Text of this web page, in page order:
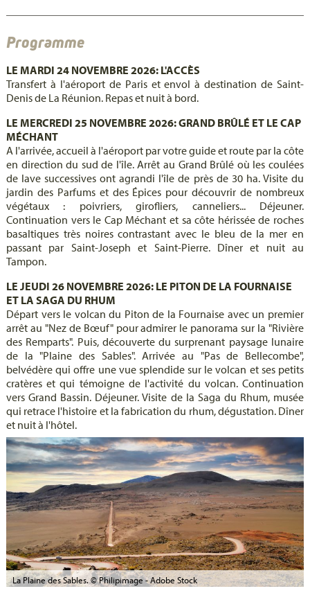
Programme
LE MARDI 24 NOVEMBRE 2026: L'ACCÈS
Transfert à l'aéroport de Paris et envol à destination de Saint-
Denis de La Réunion. Repas et nuit à bord.
LE MERCREDI 25 NOVEMBRE 2026: GRAND BRÛLÉ ET LE CAP
MÉCHANT
A l'arrivée, accueil à l'aéroport par votre guide et route par la côte
en direction du sud de l'île. Arrêt au Grand Brûlé où les coulées
de lave successives ont agrandi l'île de près de 30 ha. Visite du
jardin des Parfums et des Épices pour découvrir de nombreux
végétaux : poivriers, girofliers, canneliers... Déjeuner.
Continuation vers le Cap Méchant et sa côte hérissée de roches
basaltiques très noires contrastant avec le bleu de la mer en
passant par Saint-Joseph et Saint-Pierre. Dîner et nuit au
Tampon.
LE JEUDI 26 NOVEMBRE 2026: LE PITON DE LA FOURNAISE
ET LA SAGA DU RHUM
Départ vers le volcan du Piton de la Fournaise avec un premier
arrêt au "Nez de Bœuf" pour admirer le panorama sur la "Rivière
des Remparts". Puis, découverte du surprenant paysage lunaire
de la "Plaine des Sables". Arrivée au "Pas de Bellecombe",
belvédère qui offre une vue splendide sur le volcan et ses petits
cratères et qui témoigne de l'activité du volcan. Continuation
vers Grand Bassin. Déjeuner. Visite de la Saga du Rhum, musée
qui retrace l'histoire et la fabrication du rhum, dégustation. Dîner
et nuit à l'hôtel.
La Plaine des Sables. © Philipimage - Adobe Stock